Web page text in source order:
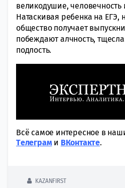
великодушие, человечность
Натаскивая ребенка на
общество получает
побеждают алчность,
подлость.
Всё самое интересное в
Tелеграми ВКонтакте.
KAZANFIRST